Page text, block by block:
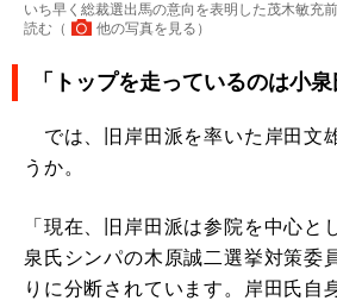
いち早く総裁選出馬の意向を表明した茂木敏
読む（
他の写真を見る ）
「トップを走っているのは小泉
では、旧岸田派を率いた岸田文
うか。
「現在、旧岸田派は参院を中心と
泉氏シンパの木原誠二選挙対策委
りに分断されています。岸田氏自